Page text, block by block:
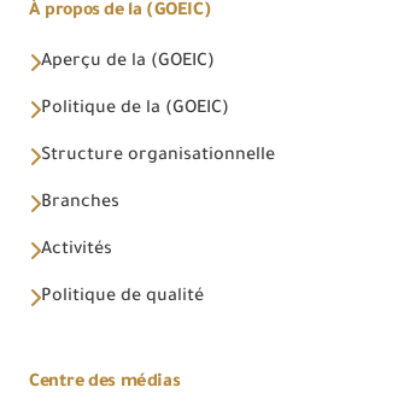
À propos de la (GOEIC)
Aperçu de la (GOEIC)
Politique de la (GOEIC)
Structure organisationnelle
Branches
Activités
Politique de qualité
Centre des médias